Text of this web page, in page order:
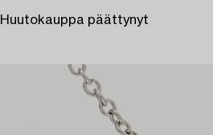
Huutokauppa päättynyt